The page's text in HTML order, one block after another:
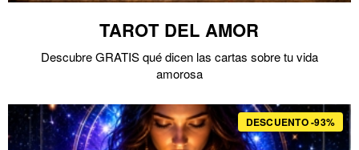
TAROT DEL AMOR
Descubre GRATIS qué dicen las cartas sobre tu vida
amorosa
DESCUENTO -93%